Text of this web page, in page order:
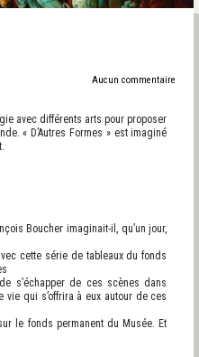
Aucun commentaire
avec différents arts pour proposer
« D’Autres Formes » est imaginé
Boucher imaginait-il, qu’un jour,
cette série de tableaux du fonds
s’échapper de ces scènes dans
vie qui s’offrira à eux autour de ces
le fonds permanent du Musée. Et